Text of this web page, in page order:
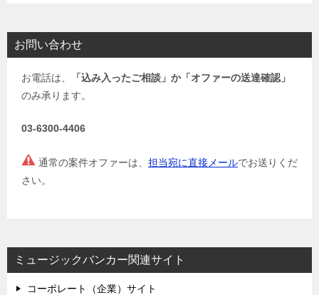
お問い合わせ
お電話は、
「込み入ったご相談」か「オファーの送達確認」
のみ承ります。
03-6300-4406
通常の案件オファーは、 担当宛に直接メールでお送りくだ
さい。
ミュージックバンカー関連サイト
コーポレート（企業）サイト